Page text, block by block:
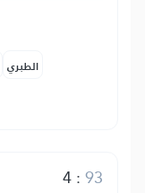
الطبري
4:93